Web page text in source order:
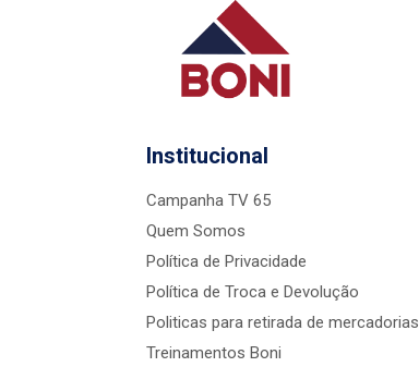
Institucional
Campanha TV 65
Quem Somos
Política de Privacidade
Política de Troca e Devolução
Politicas para retirada de mercadorias
Treinamentos Boni